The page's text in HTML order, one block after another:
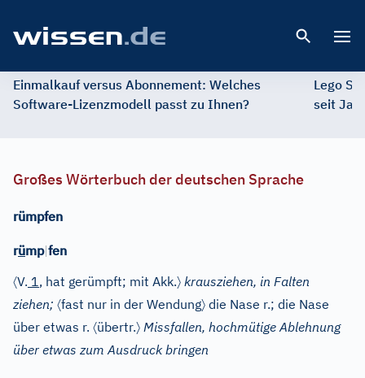
Einmalkauf versus Abonnement: Welches
Software-Lizenzmodell passt zu Ihnen?
Lego
seit
Großes Wörterbuch der deutschen Sprache
rümpfen
rümp|fen
〈V. 1, hat gerümpft; mit Akk.〉 krausziehen, in Falten
ziehen; 〈fast nur in der Wendung〉 die Nase r.; die Nase
über etwas r. 〈übertr.〉 Missfallen, hochmütige Ablehnung
über etwas zum Ausdruck bringen